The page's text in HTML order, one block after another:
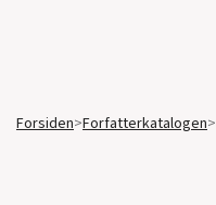
Forsiden>Forfatterkatalogen>